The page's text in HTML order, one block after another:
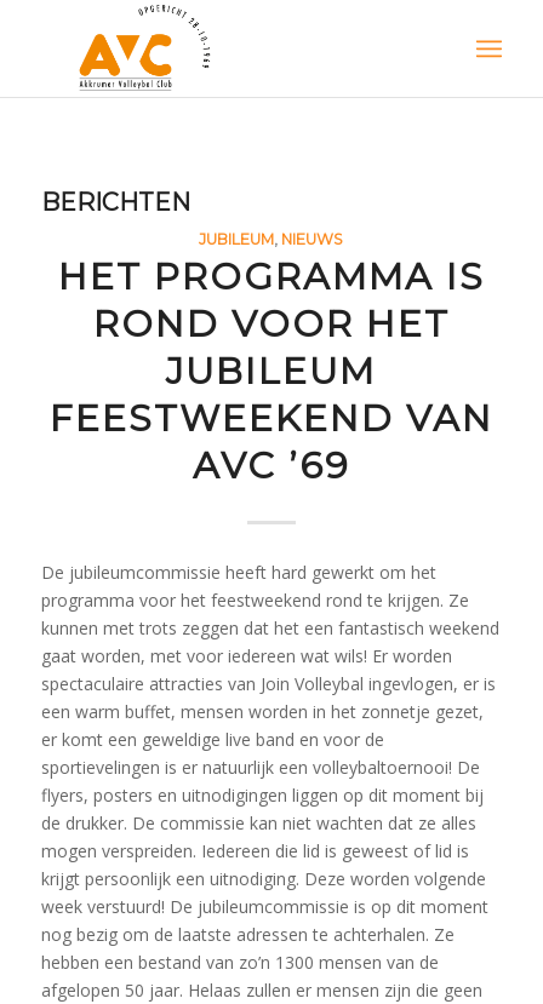
BERICHTEN
JUBILEUM, NIEUWS
HET PROGRAMMA IS
ROND VOOR HET
JUBILEUM
FEESTWEEKEND VAN
AVC ’69
De jubileumcommissie heeft hard gewerkt om het
programma voor het feestweekend rond te krijgen. Ze
kunnen met trots zeggen dat het een fantastisch weekend
gaat worden, met voor iedereen wat wils! Er worden
spectaculaire attracties van Join Volleybal ingevlogen, er is
een warm buffet, mensen worden in het zonnetje gezet,
er komt een geweldige live band en voor de
sportievelingen is er natuurlijk een volleybaltoernooi! De
flyers, posters en uitnodigingen liggen op dit moment bij
de drukker. De commissie kan niet wachten dat ze alles
mogen verspreiden. Iedereen die lid is geweest of lid is
krijgt persoonlijk een uitnodiging. Deze worden volgende
week verstuurd! De jubileumcommissie is op dit moment
nog bezig om de laatste adressen te achterhalen. Ze
hebben een bestand van zo’n 1300 mensen van de
afgelopen 50 jaar. Helaas zullen er mensen zijn die geen